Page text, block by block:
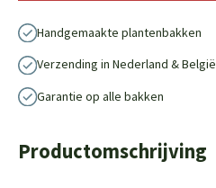
Handgemaakte plantenbakken
Verzending in Nederland & België
Garantie op alle bakken
Productomschrijving